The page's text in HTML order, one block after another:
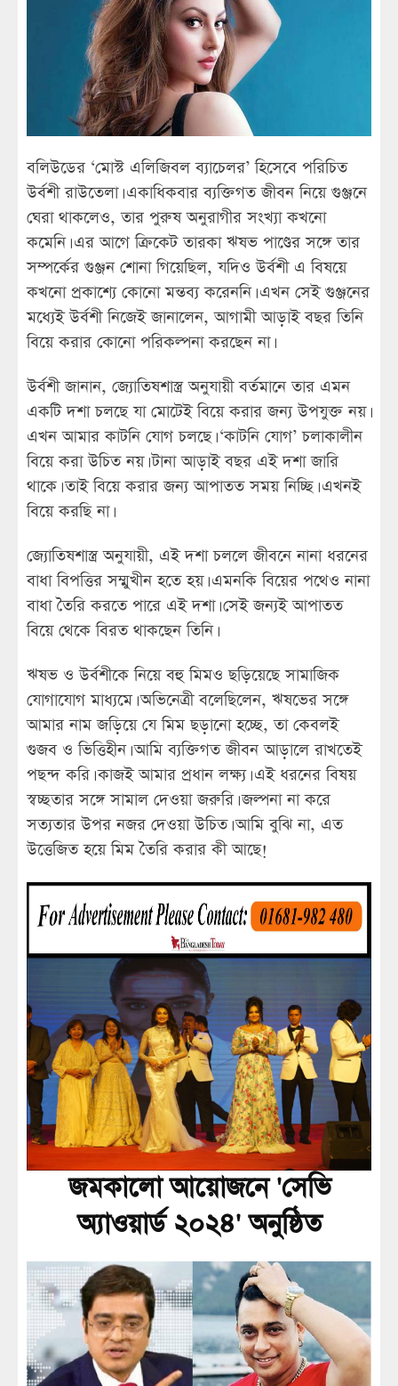
বলিউডের ‘মোস্ট এলিজিবল ব্যাচেলর’ হিসেবে পরিচিত
উর্বশী রাউতেলা। একাধিকবার ব্যক্তিগত জীবন নিয়ে গুঞ্জনে
ঘেরা থাকলেও, তার পুরুষ অনুরাগীর সংখ্যা কখনো
কমেনি। এর আগে ক্রিকেট তারকা ঋষভ পাণ্ডের সঙ্গে তার
সম্পর্কের গুঞ্জন শোনা গিয়েছিল, যদিও উর্বশী এ বিষয়ে
কখনো প্রকাশ্যে কোনো মন্তব্য করেননি। এখন সেই গুঞ্জনের
মধ্যেই উর্বশী নিজেই জানালেন, আগামী আড়াই বছর তিনি
বিয়ে করার কোনো পরিকল্পনা করছেন না।
উর্বশী জানান, জ্যোতিষশাস্ত্র অনুযায়ী বর্তমানে তার এমন
একটি দশা চলছে যা মোটেই বিয়ে করার জন্য উপযুক্ত নয়।
এখন আমার কাটনি যোগ চলছে। ‘কাটনি যোগ’ চলাকালীন
বিয়ে করা উচিত নয়। টানা আড়াই বছর এই দশা জারি
থাকে। তাই বিয়ে করার জন্য আপাতত সময় নিচ্ছি। এখনই
বিয়ে করছি না।
জ্যোতিষশাস্ত্র অনুযায়ী, এই দশা চললে জীবনে নানা ধরনের
বাধা বিপত্তির সম্মুখীন হতে হয়। এমনকি বিয়ের পথেও নানা
বাধা তৈরি করতে পারে এই দশা। সেই জন্যই আপাতত
বিয়ে থেকে বিরত থাকছেন তিনি।
ঋষভ ও উর্বশীকে নিয়ে বহু মিমও ছড়িয়েছে সামাজিক
যোগাযোগ মাধ্যমে। অভিনেত্রী বলেছিলেন, ঋষভের সঙ্গে
আমার নাম জড়িয়ে যে মিম ছড়ানো হচ্ছে, তা কেবলই
গুজব ও ভিত্তিহীন। আমি ব্যক্তিগত জীবন আড়ালে রাখতেই
পছন্দ করি। কাজই আমার প্রধান লক্ষ্য। এই ধরনের বিষয়
স্বচ্ছতার সঙ্গে সামাল দেওয়া জরুরি। জল্পনা না করে
সত্যতার উপর নজর দেওয়া উচিত। আমি বুঝি না, এত
উত্তেজিত হয়ে মিম তৈরি করার কী আছে!
জমকালো আয়োজনে 'সেভি
অ্যাওয়ার্ড ২০২৪' অনুষ্ঠিত